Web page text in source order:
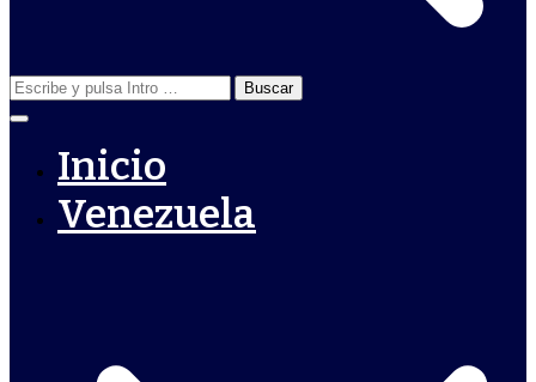
Buscar:
Inicio
Venezuela